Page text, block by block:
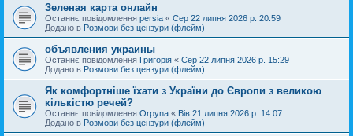
Зеленая карта онлайн
Останнє повідомлення persia « Сер 22 липня 2026 р. 20:59
Додано в Розмови без цензури (флейм)
объявления украины
Останнє повідомлення Григорія « Сер 22 липня 2026 р. 15:29
Додано в Розмови без цензури (флейм)
Як комфортніше їхати з України до Європи з великою
кількістю речей?
Останнє повідомлення Orpyna « Вів 21 липня 2026 р. 14:07
Додано в Розмови без цензури (флейм)